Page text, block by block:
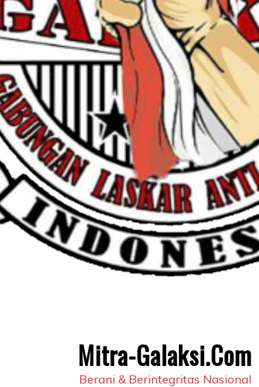
Mitra-Galaksi.Com
Berani & Berintegritas Nasional